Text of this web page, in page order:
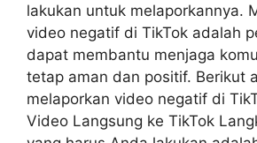
lakukan untuk melaporkannya.
video negatif di TikTok adalah
dapat membantu menjaga
tetap aman dan positif. Berikut
melaporkan video negatif di
Video Langsung ke TikTok